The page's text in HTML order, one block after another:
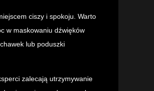
ciszy i spokoju. Warto
w maskowaniu dźwięków
lub poduszki
zalecają utrzymywanie